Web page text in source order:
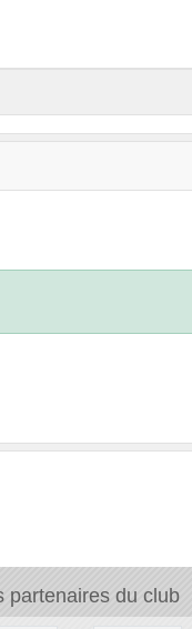
partenaires du club